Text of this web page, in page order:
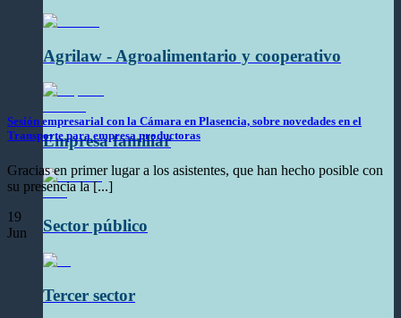
Agrilaw - Agroalimentario y cooperativo
Empresa familiar
Sector público
Tercer sector
Sesión empresarial con la Cámara en Plasencia, sobre novedades en el
Transporte para empresa productoras
Gracias en primer lugar a los asistentes, que han hecho posible con
su presencia la [...]
19
Jun